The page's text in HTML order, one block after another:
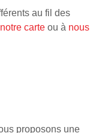
au fil des
notre carte ou à nous
proposons une